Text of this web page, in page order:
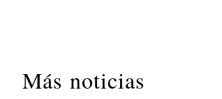
Más noticias